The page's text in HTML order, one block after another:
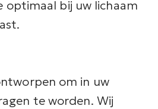
optimaal bij uw lichaam
om in uw
te worden. Wij